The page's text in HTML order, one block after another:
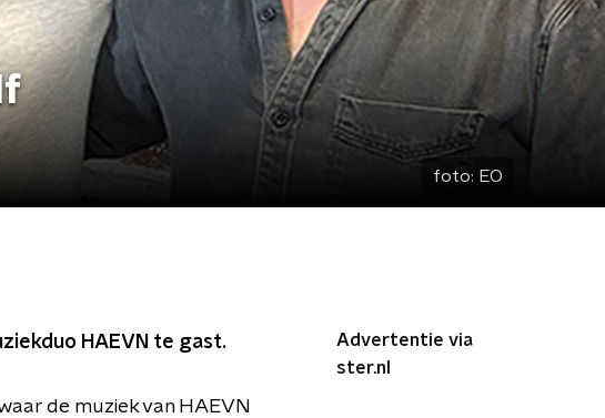
foto: EO
HAEVN te gast.
de muziek van HAEVN
Advertentie via
ster.nl